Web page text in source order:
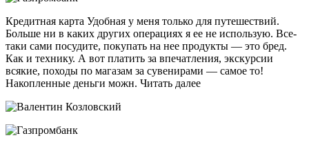
Кредитная карта Удобная у меня только для путешествий.
Больше ни в каких других операциях я ее не использую. Все-
таки сами посудите, покупать на нее продукты — это бред.
Как и технику. А вот платить за впечатления, экскурсии
всякие, походы по магазам за сувенирами — самое то!
Накопленные деньги можн. Читать далее